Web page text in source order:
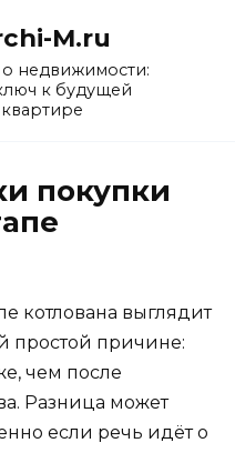
M.ru
недвижимости:
к будущей
квартире
покупки
котлована выглядит
простой причине:
чем после
Разница может
если речь идёт о